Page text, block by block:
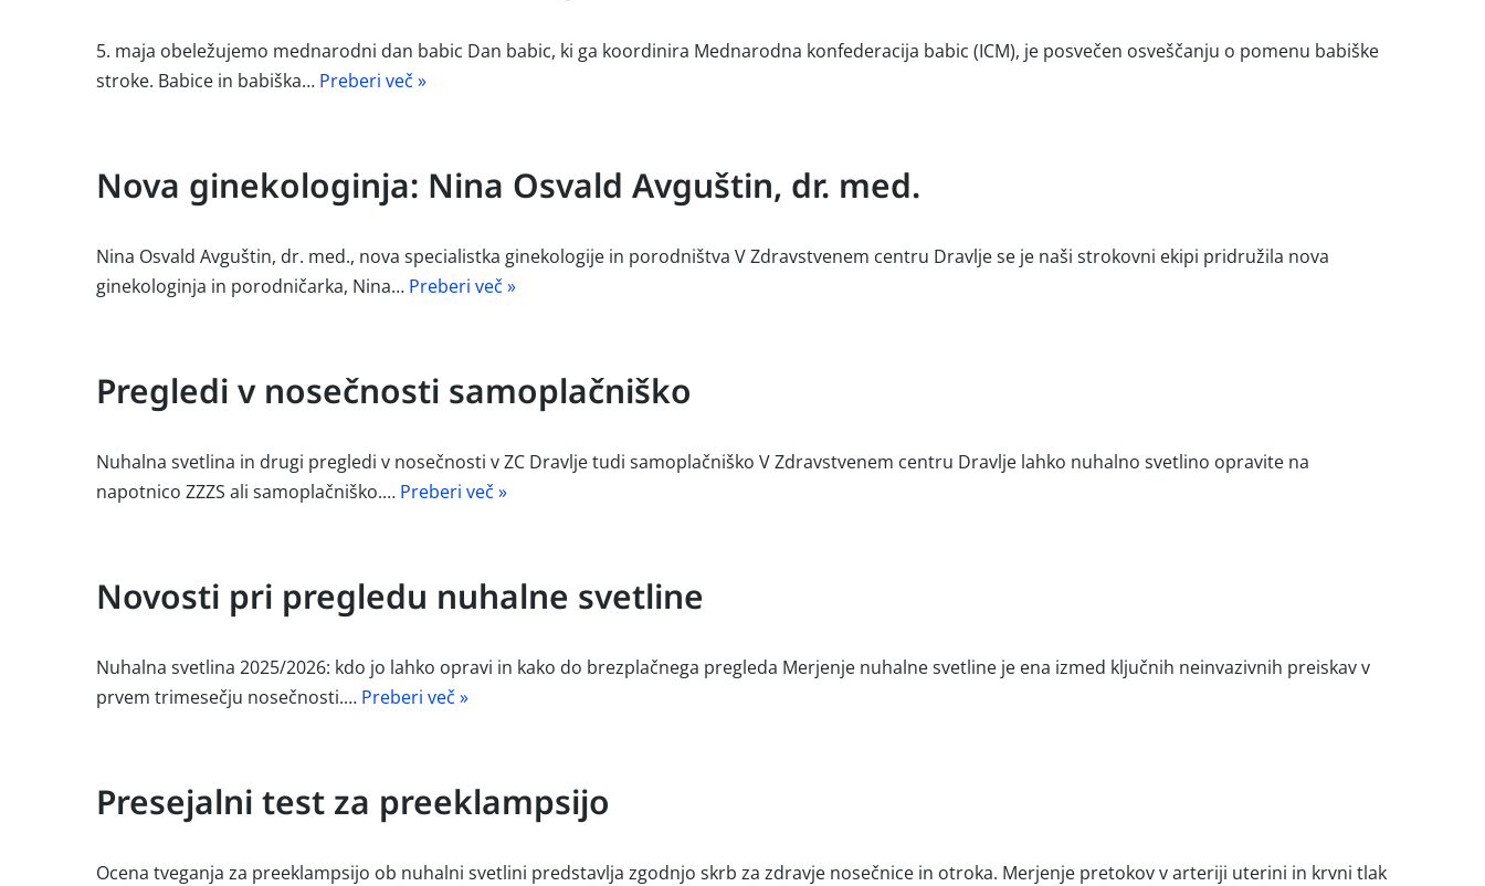
5. maja obeležujemo mednarodni dan babic Dan babic, ki ga koordinira Mednarodna konfederacija babic (ICM), je posvečen osveščanju o pomenu babiške
stroke. Babice in babiška… Preberi več »
Nova ginekologinja: Nina Osvald Avguštin, dr. med.
Nina Osvald Avguštin, dr. med., nova specialistka ginekologije in porodništva V Zdravstvenem centru Dravlje se je naši strokovni ekipi pridružila nova
ginekologinja in porodničarka, Nina… Preberi več »
Pregledi v nosečnosti samoplačniško
Nuhalna svetlina in drugi pregledi v nosečnosti v ZC Dravlje tudi samoplačniško V Zdravstvenem centru Dravlje lahko nuhalno svetlino opravite na
napotnico ZZZS ali samoplačniško.… Preberi več »
Novosti pri pregledu nuhalne svetline
Nuhalna svetlina 2025/2026: kdo jo lahko opravi in kako do brezplačnega pregleda Merjenje nuhalne svetline je ena izmed ključnih neinvazivnih preiskav v
prvem trimesečju nosečnosti.… Preberi več »
Presejalni test za preeklampsijo
Ocena tveganja za preeklampsijo ob nuhalni svetlini predstavlja zgodnjo skrb za zdravje nosečnice in otroka. Merjenje pretokov v arteriji uterini in krvni tlak